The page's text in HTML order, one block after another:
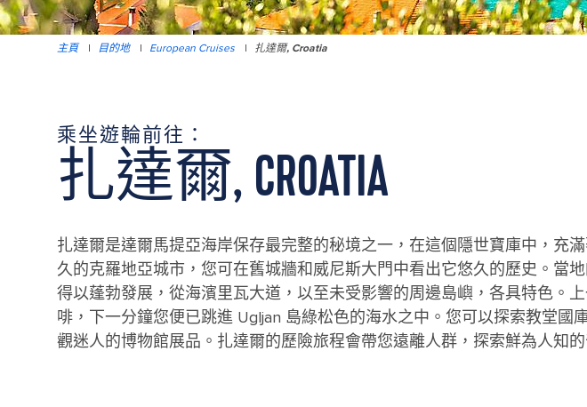
主頁 | 目的地 | European Cruises | 扎達爾, Croatia
乘坐遊輪前往：
扎達爾, CROATIA
扎達爾是達爾馬提亞海岸保存最完整的秘境之一，在這個隱世寶庫中，充
久的克羅地亞城市，您可在舊城牆和威尼斯大門中看出它悠久的歷史。當
得以蓬勃發展，從海濱里瓦大道，以至未受影響的周邊島嶼，各具特色。
啡，下一分鐘您便已跳進 Ugljan 島綠松色的海水之中。您可以探索教堂國
觀迷人的博物館展品。扎達爾的歷險旅程會帶您遠離人群，探索鮮為人知的